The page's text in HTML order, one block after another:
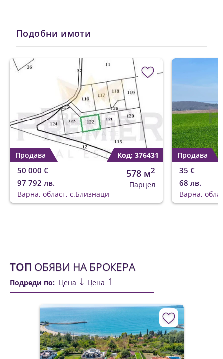
Подобни имоти
Продава Код: 376431
50 000 €
97 792 лв.
578 м2
Парцел
Варна, област, с.Близнаци
Продава
35 €
68 лв.
Варна,
ТОП ОБЯВИ НА БРОКЕРА
Подреди по: Цена Цена